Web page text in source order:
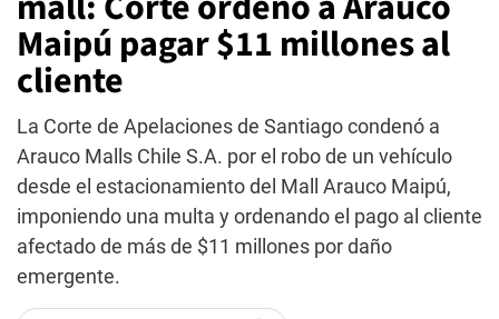
Maipú pagar $11 millones al
cliente
La Corte de Apelaciones de Santiago condenó a
Arauco Malls Chile S.A. por el robo de un vehículo
desde el estacionamiento del Mall Arauco Maipú,
imponiendo una multa y ordenando el pago al cliente
afectado de más de $11 millones por daño
emergente.